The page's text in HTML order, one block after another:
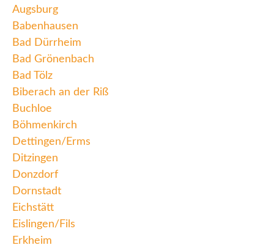
Augsburg
Babenhausen
Bad Dürrheim
Bad Grönenbach
Bad Tölz
Biberach an der Riß
Buchloe
Böhmenkirch
Dettingen/Erms
Ditzingen
Donzdorf
Dornstadt
Eichstätt
Eislingen/Fils
Erkheim